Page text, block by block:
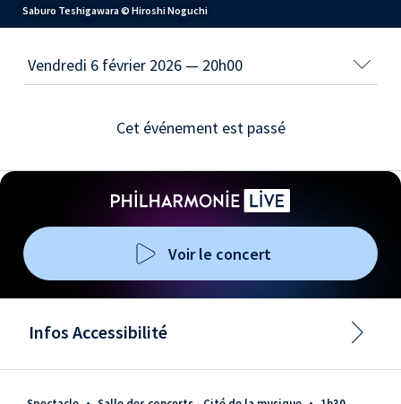
Saburo Teshigawara © Hiroshi Noguchi
Cet événement est passé
Voir le concert
Infos Accessibilité